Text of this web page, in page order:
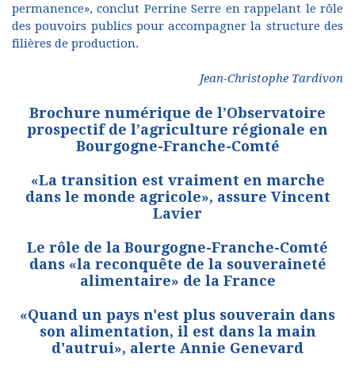
permanence», conclut Perrine Serre en rappelant le rôle
des pouvoirs publics pour accompagner la structure des
filières de production.
Jean-Christophe Tardivon
Brochure numérique de l’Observatoire
prospectif de l’agriculture régionale en
Bourgogne-Franche-Comté
«La transition est vraiment en marche
dans le monde agricole», assure Vincent
Lavier
Le rôle de la Bourgogne-Franche-Comté
dans «la reconquête de la souveraineté
alimentaire» de la France
«Quand un pays n'est plus souverain dans
son alimentation, il est dans la main
d'autrui», alerte Annie Genevard